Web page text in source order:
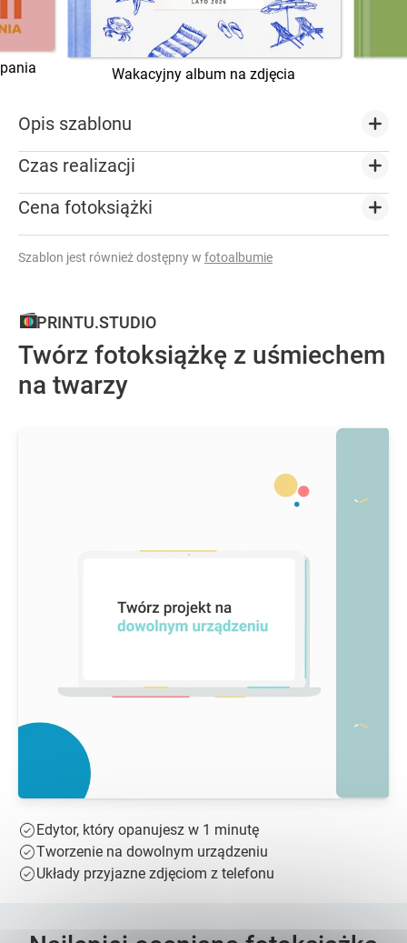
Wakacyjny album na zdjęcia
Opis szablonu
Czas realizacji
Cena fotoksiążki
Szablon jest również dostępny w fotoalbumie
PRINTU.STUDIO
Twórz fotoksiążkę z uśmiechem
na twarzy
Edytor, który opanujesz w 1 minutę
Tworzenie na dowolnym urządzeniu
Układy przyjazne zdjęciom z telefonu